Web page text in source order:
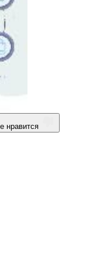
нравится